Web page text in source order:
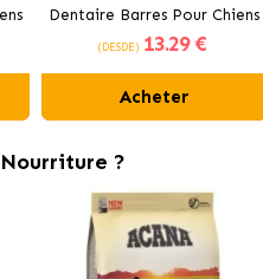
Dentaire Barres Pour Chiens
Grands +25 kg
(DESDE) 13.29 €
Acheter
?